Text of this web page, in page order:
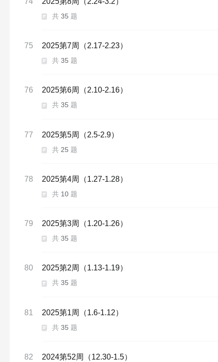
共 35 题
75 2025第7周（2.17-2.23）
共 35 题
76 2025第6周（2.10-2.16）
共 35 题
77 2025第5周（2.5-2.9）
共 25 题
78 2025第4周（1.27-1.28）
共 10 题
79 2025第3周（1.20-1.26）
共 35 题
80 2025第2周（1.13-1.19）
共 35 题
81 2025第1周（1.6-1.12）
共 35 题
82 2024第52周（12.30-1.5）